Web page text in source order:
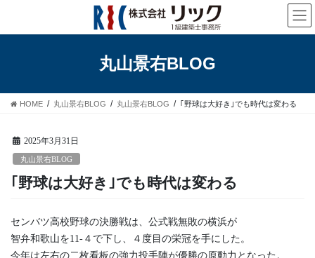
テ
ス
ゲ
ン
丸山景右BLOG
HOME 丸山景右BLOG 丸山景右BLOG ｢野球は大好き｣でも時代は変わる
2025年3月31日
丸山景右BLOG
｢野球は大好き｣でも時代は変わる
センバツ高校野球の決勝戦は、公式戦無敗の横浜が
智弁和歌山を11-４で下し、４度目の栄冠を手にした。
今年は左右の二枚看板の強力投手陣が優勝の原動力となった。